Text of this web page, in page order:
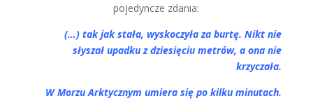
pojedyncze zdania:
(…) tak jak stała, wyskoczyła za burtę. Nikt nie
słyszał upadku z dziesięciu metrów, a ona nie
krzyczała.
W Morzu Arktycznym umiera się po kilku minutach.